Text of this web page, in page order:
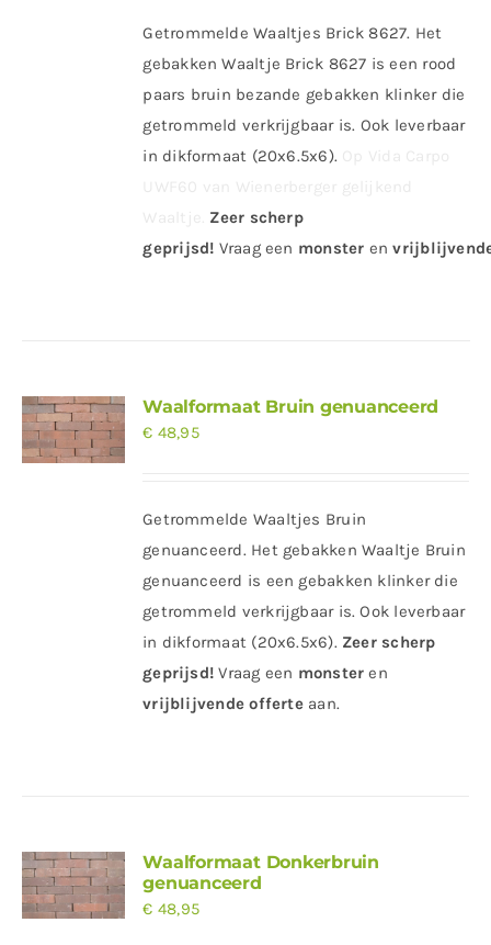
Getrommelde Waaltjes Brick 8627. Het
gebakken Waaltje Brick 8627 is een rood
paars bruin bezande gebakken klinker die
getrommeld verkrijgbaar is. Ook leverbaar
in dikformaat (20x6.5x6).
Zeer scherp
geprijsd! Vraag een monster en
Waalformaat Bruin genuanceerd
€ 48,95
Getrommelde Waaltjes Bruin
genuanceerd. Het gebakken Waaltje Bruin
genuanceerd is een gebakken klinker die
getrommeld verkrijgbaar is. Ook leverbaar
in dikformaat (20x6.5x6). Zeer scherp
geprijsd! Vraag een monsteren
vrijblijvende offerteaan.
Waalformaat Donkerbruin
genuanceerd
€ 48,95